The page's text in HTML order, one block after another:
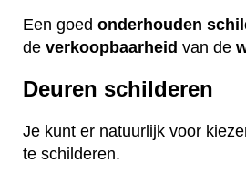
Een goed onderhouden
de verkoopbaarheid van de
Deuren schilderen
Je kunt er natuurlijk voor
te schilderen.